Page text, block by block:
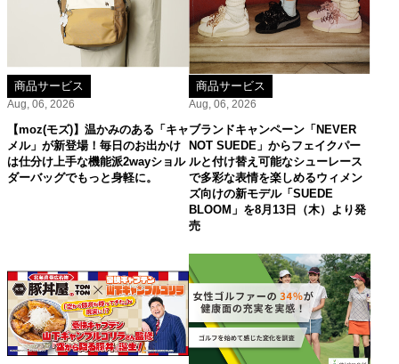
商品サービス
Aug, 06, 2026
【moz(モズ)】温かみのある「キャ
メル」が新登場！毎日のお出かけ
は仕分け上手な機能派2wayショル
ダーバッグでもっと身軽に。
商品サービス
Aug, 06, 2026
ブランドキャンペーン「NEVER
NOT SUEDE」からフェイクパー
ルと付け替え可能なシューレース
で多彩な表情を楽しめるウィメン
ズ向けの新モデル「SUEDE
BLOOM」を8月13日（木）より発
売